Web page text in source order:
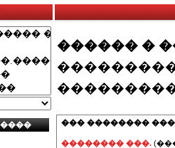
������ �
��� ��������
�������� ���.